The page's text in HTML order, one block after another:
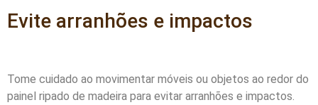
Evite arranhões e impactos
Tome cuidado ao movimentar móveis ou objetos ao redor do
painel ripado de madeira para evitar arranhões e impactos.